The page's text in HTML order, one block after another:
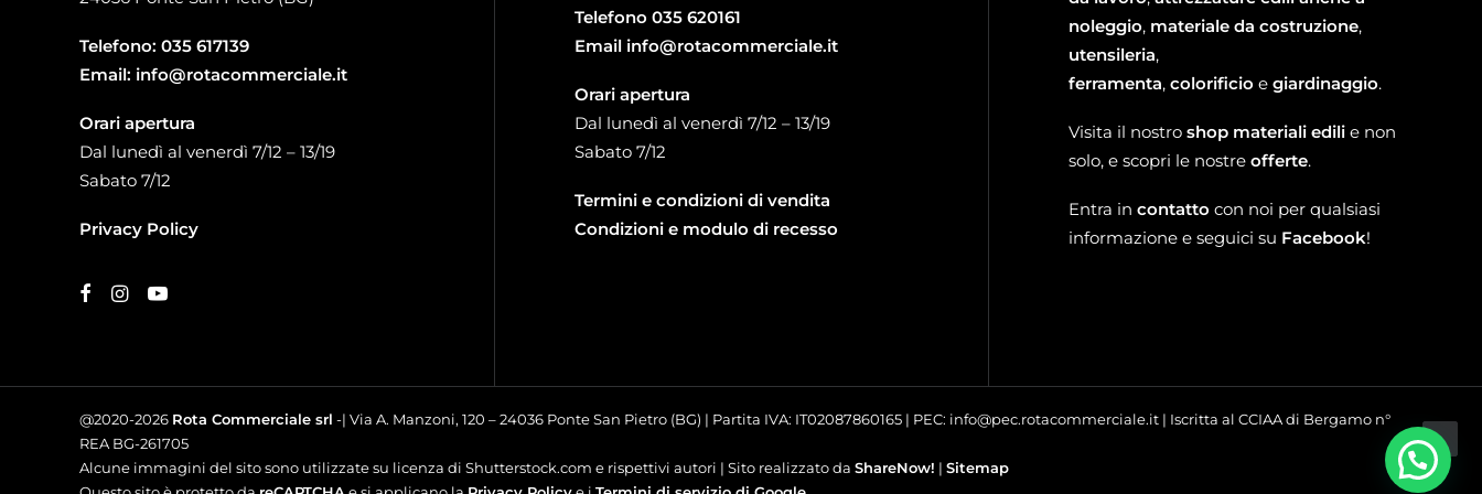
Telefono: 035 617139
Email: info@rotacommerciale.it
Orari apertura
Dal lunedì al venerdì 7/12 – 13/19
Sabato 7/12
Privacy Policy
Telefono 035 620161
Email info@rotacommerciale.it
Orari apertura
Dal lunedì al venerdì 7/12 – 13/19
Sabato 7/12
Termini e condizioni di vendita
Condizioni e modulo di recesso
noleggio, materiale da costruzione,
utensileria,
ferramenta, colorificio e giardinaggio.
Visita il nostro shop materiali edili e non
solo, e scopri le nostre offerte.
Entra in contatto con noi per qualsiasi
informazione e seguici su Facebook!
@2020-2026 Rota Commerciale srl -| Via A. Manzoni, 120 – 24036 Ponte San Pietro (BG) | Partita IVA: IT02087860165 | PEC: info@pec.rotacommerciale.it | Iscritta al CCIAA di Bergamo n°
REA BG-261705
Alcune immagini del sito sono utilizzate su licenza di Shutterstock.com e rispettivi autori | Sito realizzato da ShareNow! | Sitemap